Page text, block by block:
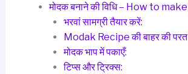
मोदक बनाने की विधि – How to
भरवां सामग्री तैयार करें:
Modak Recipe की बाहर की परत
मोदक भाप में पकाएँ:
टिप्स और ट्रिक्स: